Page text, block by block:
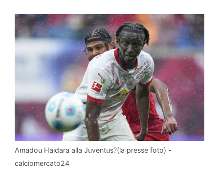
Amadou Haidara alla Juventus?(la presse foto) -
calciomercato24